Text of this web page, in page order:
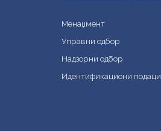
Менаџмент
Управни одбор
Надзорни одбор
Идентификациони подаци